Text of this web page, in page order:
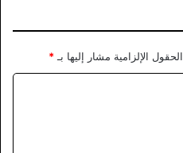
الحقول الإلزامية مشار إليها بـ *